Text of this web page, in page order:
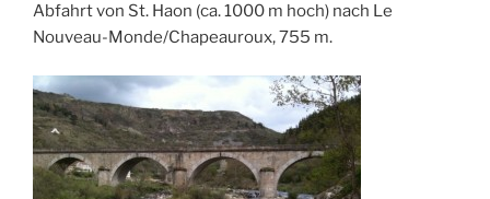
Abfahrt von St. Haon (ca. 1000 m hoch) nach Le
Nouveau-Monde/Chapeauroux, 755 m.